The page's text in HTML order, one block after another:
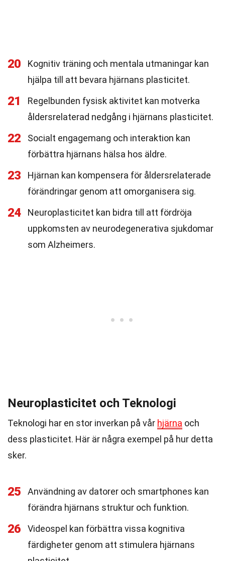
20
Kognitiv träning och mentala utmaningar kan
hjälpa till att bevara hjärnans plasticitet.
21
Regelbunden fysisk aktivitet kan motverka
åldersrelaterad nedgång i hjärnans plasticitet.
22
Socialt engagemang och interaktion kan
förbättra hjärnans hälsa hos äldre.
23
Hjärnan kan kompensera för åldersrelaterade
förändringar genom att omorganisera sig.
24
Neuroplasticitet kan bidra till att fördröja
uppkomsten av neurodegenerativa sjukdomar
som Alzheimers.
Neuroplasticitet och Teknologi
Teknologi har en stor inverkan på vår hjärna och
dess plasticitet. Här är några exempel på hur detta
sker.
25
Användning av datorer och smartphones kan
förändra hjärnans struktur och funktion.
26
Videospel kan förbättra vissa kognitiva
färdigheter genom att stimulera hjärnans